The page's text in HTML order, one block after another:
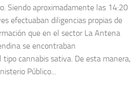
Siendo aproximadamente las 14:20
efectuaban diligencias propias de
que en el sector La Antena
se encontraban
tipo cannabis sativa. De esta manera,
Público...